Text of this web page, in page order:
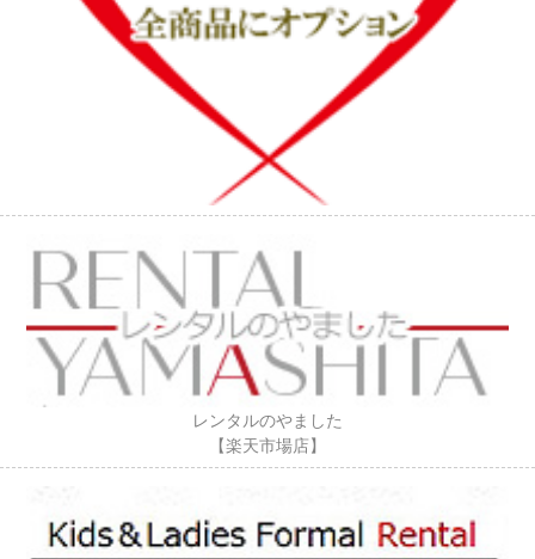
レンタルのやました
【楽天市場店】